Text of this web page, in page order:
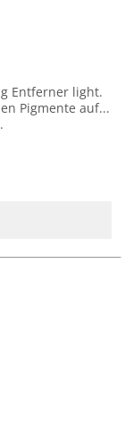
Entferner light.
Pigmente auf...